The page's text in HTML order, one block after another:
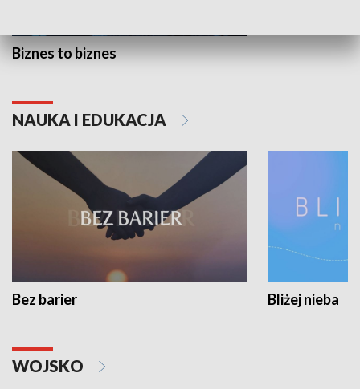
Biznes to biznes
NAUKA I EDUKACJA
Bez barier Bliżej nieba
WOJSKO